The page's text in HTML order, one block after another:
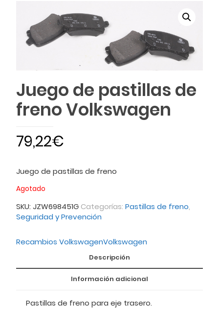
Juego de pastillas de
freno Volkswagen
79,22€
Juego de pastillas de freno
Agotado
SKU: JZW698451G Categorías: Pastillas de freno,
Seguridad y Prevención
Recambios VolkswagenVolkswagen
Descripción
Información adicional
Pastillas de freno para eje trasero.